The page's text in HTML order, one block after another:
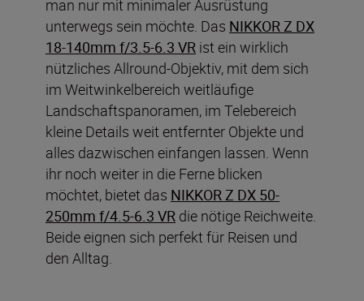
man nur mit minimaler Ausrüstung
unterwegs sein möchte. Das NIKKOR Z DX
18-140mm f/3.5-6.3 VR ist ein wirklich
nützliches Allround-Objektiv, mit dem sich
im Weitwinkelbereich weitläufige
Landschaftspanoramen, im Telebereich
kleine Details weit entfernter Objekte und
alles dazwischen einfangen lassen. Wenn
ihr noch weiter in die Ferne blicken
möchtet, bietet das NIKKOR Z DX 50-
250mm f/4.5-6.3 VR die nötige Reichweite.
Beide eignen sich perfekt für Reisen und
den Alltag.